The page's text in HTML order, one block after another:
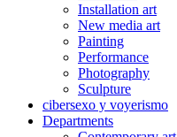
Installation art
New media art
Painting
Performance
Photography
Sculpture
cibersexo y voyerismo
Departments